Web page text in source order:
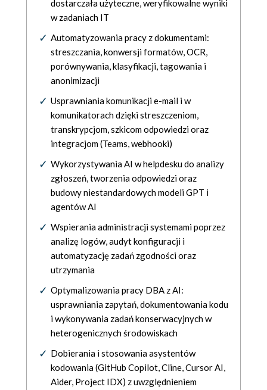
dostarczała użyteczne, weryfikowalne wyniki
w zadaniach IT
Automatyzowania pracy z dokumentami:
streszczania, konwersji formatów, OCR,
porównywania, klasyfikacji, tagowania i
anonimizacji
Usprawniania komunikacji e-mail i w
komunikatorach dzięki streszczeniom,
transkrypcjom, szkicom odpowiedzi oraz
integracjom (Teams, webhooki)
Wykorzystywania AI w helpdesku do analizy
zgłoszeń, tworzenia odpowiedzi oraz
budowy niestandardowych modeli GPT i
agentów AI
Wspierania administracji systemami poprzez
analizę logów, audyt konfiguracji i
automatyzację zadań zgodności oraz
utrzymania
Optymalizowania pracy DBA z AI:
usprawniania zapytań, dokumentowania kodu
i wykonywania zadań konserwacyjnych w
heterogenicznych środowiskach
Dobierania i stosowania asystentów
kodowania (GitHub Copilot, Cline, Cursor AI,
Aider, Project IDX) z uwzględnieniem